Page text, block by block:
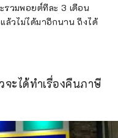
รวมพอยต์ทีละ 3 เดือน
ล้วไม่ได้มาอีกนาน ถึงได้
ะได้ทำเรื่องคืนภาษี